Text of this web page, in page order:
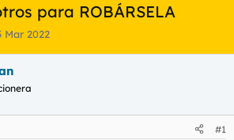
para ROBÁRSELA
Mar 2022
#1